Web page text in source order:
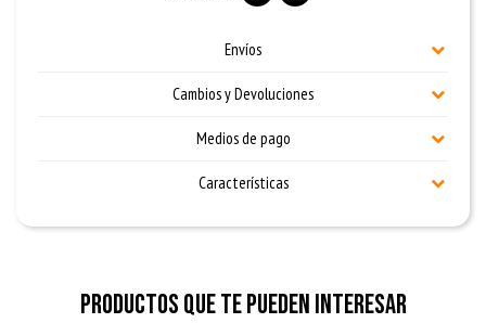
Envíos
Cambios y Devoluciones
Medios de pago
Características
Productos que te pueden interesar